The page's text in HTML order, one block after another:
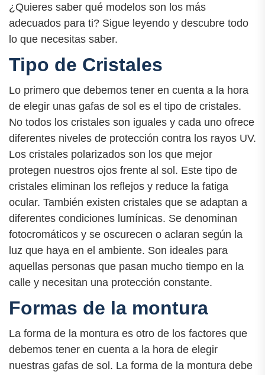
¿Quieres saber qué modelos son los más
adecuados para ti? Sigue leyendo y descubre todo
lo que necesitas saber.
Tipo de Cristales
Lo primero que debemos tener en cuenta a la hora
de elegir unas gafas de sol es el tipo de cristales.
No todos los cristales son iguales y cada uno ofrece
diferentes niveles de protección contra los rayos UV.
Los cristales polarizados son los que mejor
protegen nuestros ojos frente al sol. Este tipo de
cristales eliminan los reflejos y reduce la fatiga
ocular. También existen cristales que se adaptan a
diferentes condiciones lumínicas. Se denominan
fotocromáticos y se oscurecen o aclaran según la
luz que haya en el ambiente. Son ideales para
aquellas personas que pasan mucho tiempo en la
calle y necesitan una protección constante.
Formas de la montura
La forma de la montura es otro de los factores que
debemos tener en cuenta a la hora de elegir
nuestras gafas de sol. La forma de la montura debe